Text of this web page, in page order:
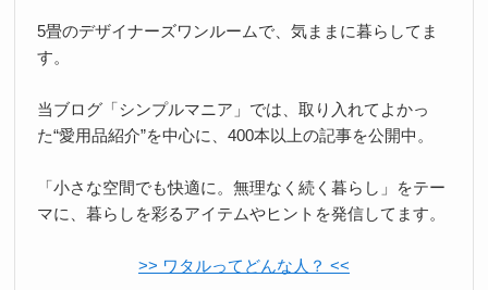
5畳のデザイナーズワンルームで、気ままに暮らしてま
す。
当ブログ「シンプルマニア」では、取り入れてよかっ
た“愛用品紹介”を中心に、400本以上の記事を公開中。
「小さな空間でも快適に。無理なく続く暮らし」をテー
マに、暮らしを彩るアイテムやヒントを発信してます。
>> ワタルってどんな人？ <<